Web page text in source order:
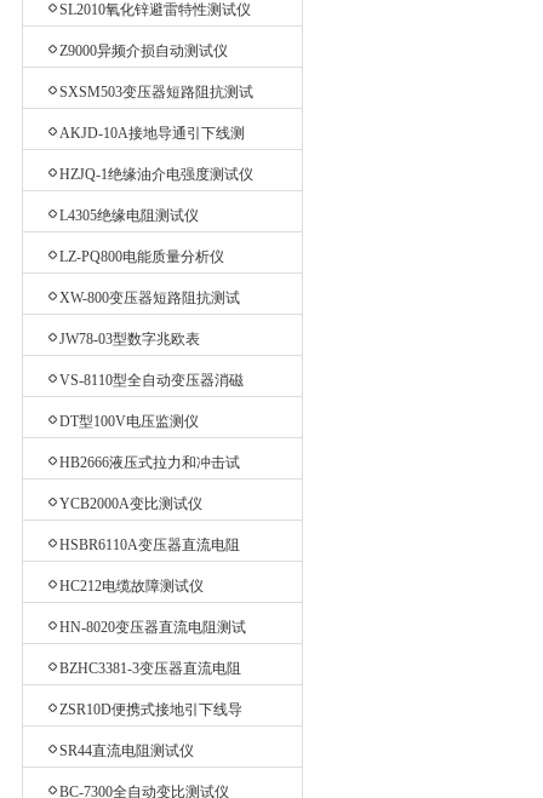
SL2010氧化锌避雷特性测试仪
Z9000异频介损自动测试仪
SXSM503变压器短路阻抗测试
AKJD-10A接地导通引下线测
HZJQ-1绝缘油介电强度测试仪
L4305绝缘电阻测试仪
LZ-PQ800电能质量分析仪
XW-800变压器短路阻抗测试
JW78-03型数字兆欧表
VS-8110型全自动变压器消磁
DT型100V电压监测仪
HB2666液压式拉力和冲击试
YCB2000A变比测试仪
HSBR6110A变压器直流电阻
HC212电缆故障测试仪
HN-8020变压器直流电阻测试
BZHC3381-3变压器直流电阻
ZSR10D便携式接地引下线导
通测试仪
SR44直流电阻测试仪
BC-7300全自动变比测试仪